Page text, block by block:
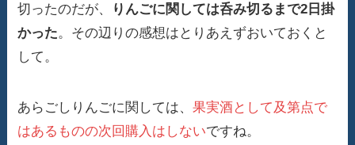
切ったのだが、
りんごに関しては呑み切るまで2日掛
かった。その辺りの感想はとりあえずおいておくと
して。
あらごしりんごに関しては、果実酒として及第点で
はあるものの次回購入はしないですね。